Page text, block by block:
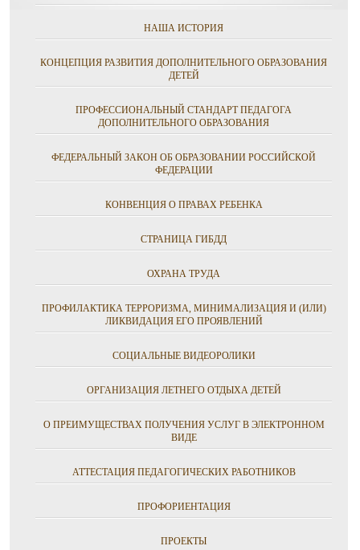
НАША ИСТОРИЯ
КОНЦЕПЦИЯ РАЗВИТИЯ ДОПОЛНИТЕЛЬНОГО ОБРАЗОВАНИЯ
ДЕТЕЙ
ПРОФЕССИОНАЛЬНЫЙ СТАНДАРТ ПЕДАГОГА
ДОПОЛНИТЕЛЬНОГО ОБРАЗОВАНИЯ
ФЕДЕРАЛЬНЫЙ ЗАКОН ОБ ОБРАЗОВАНИИ РОССИЙСКОЙ
ФЕДЕРАЦИИ
КОНВЕНЦИЯ О ПРАВАХ РЕБЕНКА
СТРАНИЦА ГИБДД
ОХРАНА ТРУДА
ПРОФИЛАКТИКА ТЕРРОРИЗМА, МИНИМАЛИЗАЦИЯ И (ИЛИ)
ЛИКВИДАЦИЯ ЕГО ПРОЯВЛЕНИЙ
СОЦИАЛЬНЫЕ ВИДЕОРОЛИКИ
ОРГАНИЗАЦИЯ ЛЕТНЕГО ОТДЫХА ДЕТЕЙ
О ПРЕИМУЩЕСТВАХ ПОЛУЧЕНИЯ УСЛУГ В ЭЛЕКТРОННОМ
ВИДЕ
АТТЕСТАЦИЯ ПЕДАГОГИЧЕСКИХ РАБОТНИКОВ
ПРОФОРИЕНТАЦИЯ
ПРОЕКТЫ